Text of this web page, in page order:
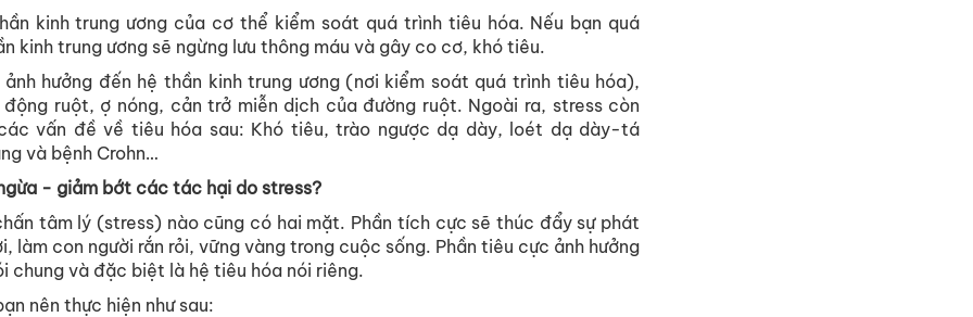
kinh trung ương của cơ thể kiểm soát quá trình tiêu hóa. Nếu bạn quá
kinh trung ương sẽ ngừng lưu thông máu và gây co cơ, khó tiêu.
ảnh hưởng đến hệ thần kinh trung ương(nơi kiểm soát quá trình tiêu hóa),
động ruột, ợ nóng, cản trở miễn dịch của đường ruột. Ngoài ra, stress còn
vấn đề về tiêu hóa sau: Khó tiêu,trào ngược dạ dày, loét dạ dày-tá
và bệnh Crohn…
- giảm bớt các tác hại do stress?
tâm lý (stress) nào cũng có hai mặt. Phần tích cực sẽ thúc đẩy sự phát
, làm con người rắn rỏi, vững vàng trong cuộc sống. Phần tiêu cực ảnh hưởng
chung và đặc biệt là hệ tiêu hóa nói riêng.
nên thực hiện như sau: